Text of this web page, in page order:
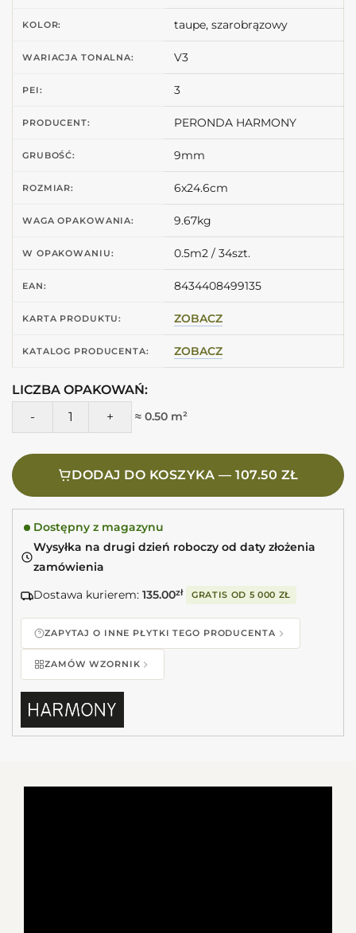
KOLOR: taupe, szarobrązowy
WARIACJA TONALNA: V3
PEI: 3
PRODUCENT: PERONDA HARMONY
GRUBOŚĆ: 9mm
ROZMIAR: 6x24.6cm
WAGA OPAKOWANIA: 9.67kg
W OPAKOWANIU: 0.5m2 / 34szt.
EAN: 8434408499135
KARTA PRODUKTU: ZOBACZ
KATALOG PRODUCENTA: ZOBACZ
LICZBA OPAKOWAŃ:
ilość Harmony LAGOON TAUPE 6X24,6 Płytki taupe mat
≈ 0.50 m²
DODAJ DO KOSZYKA — 107.50 ZŁ
Dostępny z magazynu
Wysyłka na drugi dzień roboczy od daty złożenia
zamówienia
Dostawa kurierem: 135.00zł GRATIS OD 5 000 ZŁ
ZAPYTAJ O INNE PŁYTKI TEGO PRODUCENTA
ZAMÓW WZORNIK